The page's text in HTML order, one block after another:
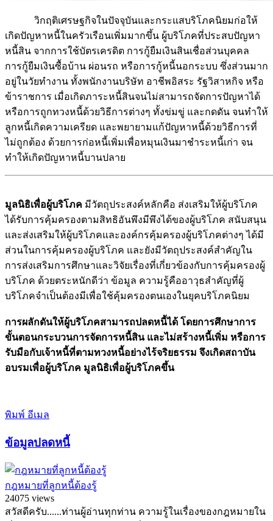
วิกฤติเศรษฐกิจในปัจจุบันและกระแสบริโภคนิยมก่อให้
เกิดปัญหาหนี้ในครัวเรือนเพิ่มมากขึ้น ผู้บริโภคที่ประสบปัญหา
หนี้สิน จากการใช้บัตรเครดิต การกู้ยืมเงินสินเชื่อส่วนบุคคล
การกู้ยืมเงินซื้อบ้าน ผ่อนรถ หรือการกู้หนี้นอกระบบ ซึ่งส่วนมาก
อยู่ในวัยทำงาน ทั้งพนักงานบริษัท อาชีพอิสระ รัฐวิสาหกิจ หรือ
ข้าราชการ เมื่อเกิดภาระหนี้สินจนไม่สามารถจัดการปัญหาได้
หรือการถูกทวงหนี้ด้วยวิธีการต่างๆ ทั้งข่มขู่ และกดดัน จนทำให้
ลูกหนี้เกิดความเครียด และพยายามแก้ปัญหาหนี้ด้วยวิธีการที่
ไม่ถูกต้อง ด้วยการก่อหนี้เพิ่มเพื่อหมุนเงินมาชำระหนี้เก่า จน
ทำให้เกิดปัญหาหนี้บานปลาย
มูลนิธิเพื่อผู้บริโภค มีวัตถุประสงค์หลักคือ ส่งเสริมให้ผู้บริโภค
ได้รับการคุ้มครองตามสิทธิอันพึงมีพึงได้ของผู้บริโภค สนับสนุน
และส่งเสริมให้ผู้บริโภคและองค์กรคุ้มครองผู้บริโภคต่างๆ ได้มี
ส่วนในการคุ้มครองผู้บริโภค และยังมีวัตถุประสงค์สำคัญใน
การส่งเสริมการศึกษาและวิจัยเรื่องที่เกี่ยวข้องกับการคุ้มครองผู้
บริโภค ด้วยตระหนักดีว่า ข้อมูล ความรู้คืออาวุธสำคัญที่ผู้
บริโภคจำเป็นต้องมีเพื่อใช้คุ้มครองตนเองในยุคบริโภคนิยม
การผลักดันให้ผู้บริโภคสามารถปลดหนี้ได้ โดยการศึกษาการ
ขั้นตอนกระบวนการจัดการหนี้สิน และไม่สร้างหนี้เพิ่ม หรือการ
รับมือกับเจ้าหนี้ที่ตามทวงหนี้อย่างไร้จริยธรรม จึงเกิดสถาบัน
อบรมเพื่อผู้บริโภค มูลนิธิเพื่อผู้บริโภคขึ้น
พิมพ์ อีเมล
ข้อมูลปลดหนี้
กฎหมายที่ลูกหนี้ต้องรู้
24075 views
สวัสดีครับ......ท่านผู้อ่านทุกท่าน ความรู้ในเรื่องของกฎหมายใน